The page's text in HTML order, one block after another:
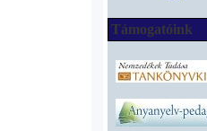
Támogatóink